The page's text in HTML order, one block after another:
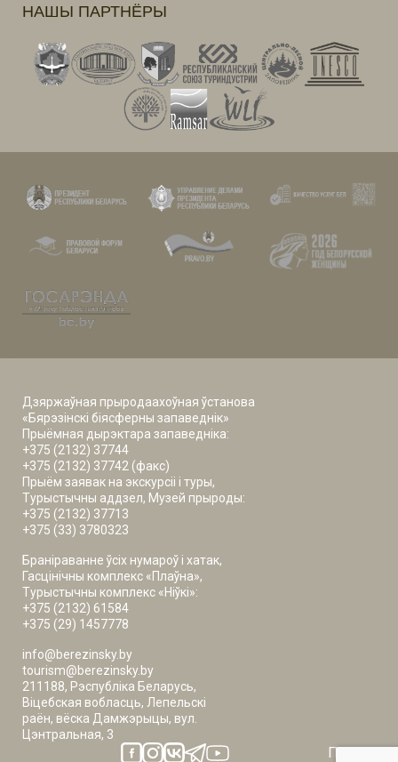
НАШЫ ПАРТНЁРЫ
Дзяржаўная прыродаахоўная ўстанова
«Бярэзінскі біясферны запаведнік»
Прыёмная дырэктара запаведніка:
+375 (2132) 37744
+375 (2132) 37742 (факс)
Прыём заявак на экскурсіі і туры,
Турыстычны аддзел, Музей прыроды:
+375 (2132) 37713
+375 (33) 3780323
Браніраванне ўсіх нумароў і хатак,
Гасцінічны комплекс «Плаўна»,
Турыстычны комплекс «Ніўкі»:
+375 (2132) 61584
+375 (29) 1457778
info@berezinsky.by
tourism@berezinsky.by
211188, Рэспубліка Беларусь,
Віцебская вобласць, Лепельскі
раён, вёска Дамжэрыцы, вул.
Цэнтральная, 3
Погода